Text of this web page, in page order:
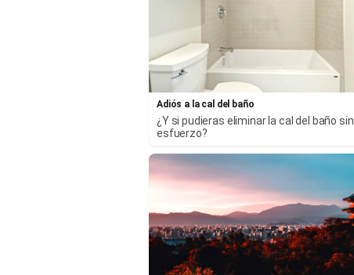
Adiós a la cal del baño
¿Y si pudieras eliminar la cal del baño sin
esfuerzo?